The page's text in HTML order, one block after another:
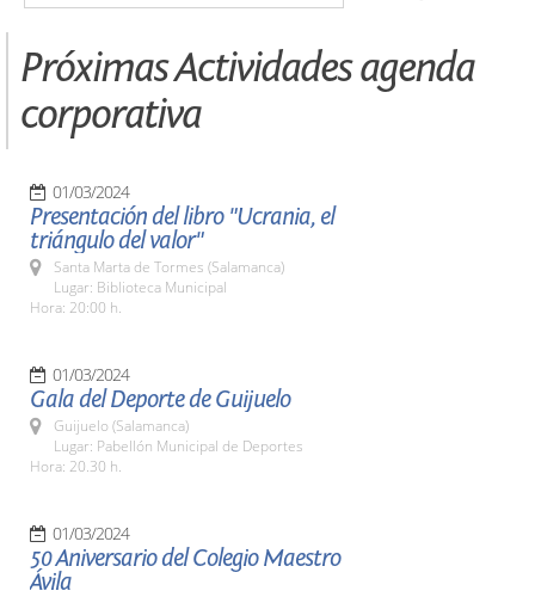
Próximas Actividades agenda
corporativa
01/03/2024
Presentación del libro "Ucrania, el
triángulo del valor"
Santa Marta de Tormes (Salamanca)
Lugar: Biblioteca Municipal
Hora: 20:00 h.
01/03/2024
Gala del Deporte de Guijuelo
Guijuelo (Salamanca)
Lugar: Pabellón Municipal de Deportes
Hora: 20.30 h.
01/03/2024
50 Aniversario del Colegio Maestro
Ávila